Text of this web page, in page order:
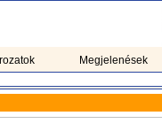
Megjelenések